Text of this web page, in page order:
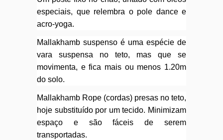
especiais, que relembra o pole dance e
acro-yoga.
Mallakhamb suspenso é uma espécie de
vara suspensa no teto, mas que se
movimenta, e fica mais ou menos 1.20m
do solo.
Mallakhamb Rope (cordas) presas no teto,
hoje substituído por um tecido. Minimizam
espaço e são fáceis de serem
transportadas.